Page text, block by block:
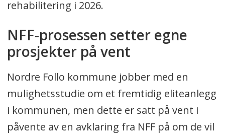
rehabilitering i 2026.
NFF-prosessen setter egne
prosjekter på vent
Nordre Follo kommune jobber med en
mulighetsstudie om et fremtidig eliteanlegg
i kommunen, men dette er satt på vent i
påvente av en avklaring fra NFF på om de vil